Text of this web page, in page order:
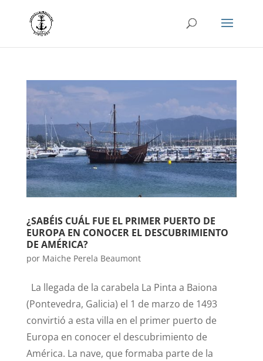
¿SABÉIS CUÁL FUE EL PRIMER PUERTO DE
EUROPA EN CONOCER EL DESCUBRIMIENTO
DE AMÉRICA?
por Maiche Perela Beaumont
La llegada de la carabela La Pinta a Baiona
(Pontevedra, Galicia) el 1 de marzo de 1493
convirtió a esta villa en el primer puerto de
Europa en conocer el descubrimiento de
América. La nave, que formaba parte de la